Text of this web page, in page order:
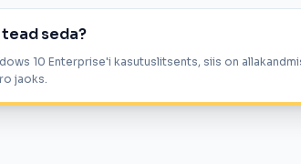
tead seda?
10 Enterprise'i kasutuslitsents, siis on
jaoks.